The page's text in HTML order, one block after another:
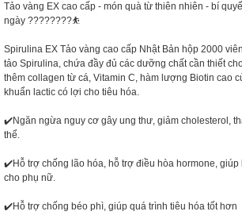
Tảo vàng EX cao cấp - món quà từ thiên nhiên - bí
ngày ????????⛹
Spirulina EX Tảo vàng cao cấp Nhật Bản hộp 2000
tảo Spirulina, chứa đầy đủ các dưỡng chất cần thiết
thêm collagen từ cá, Vitamin C, hàm lượng Biotin cao
khuẩn lactic có lợi cho tiêu hóa.
✔️Ngăn ngừa nguy cơ gây ung thư, giảm cholesterol,
thể.
✔️Hỗ trợ chống lão hóa, hỗ trợ điều hòa hormone,
cho phụ nữ.
✔️Hỗ trợ chống béo phì, giúp quá trình tiêu hóa tốt hơn